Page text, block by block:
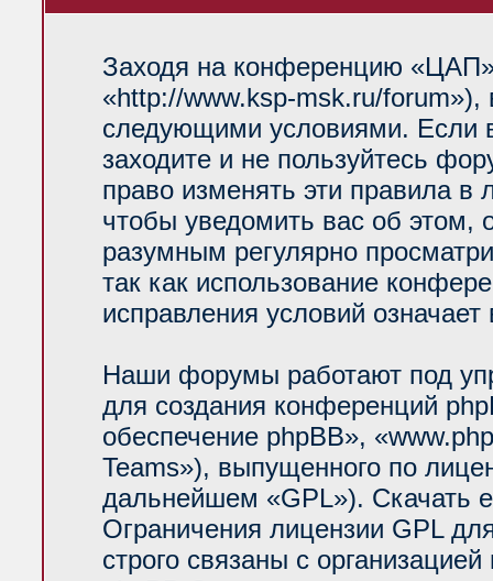
Заходя на конференцию
«http://www.ksp-msk.ru/forum»),
следующими условиями. Если
заходите и не пользуйтесь
право изменять эти правила
чтобы уведомить вас об
разумным регулярно
так как использование
исправления условий
Наши форумы работают под
для создания конференций
обеспечение phpBB»,
Teams»), выпущенного по
дальнейшем «GPL»). Скачать
Ограничения лицензии GPL
строго связаны с